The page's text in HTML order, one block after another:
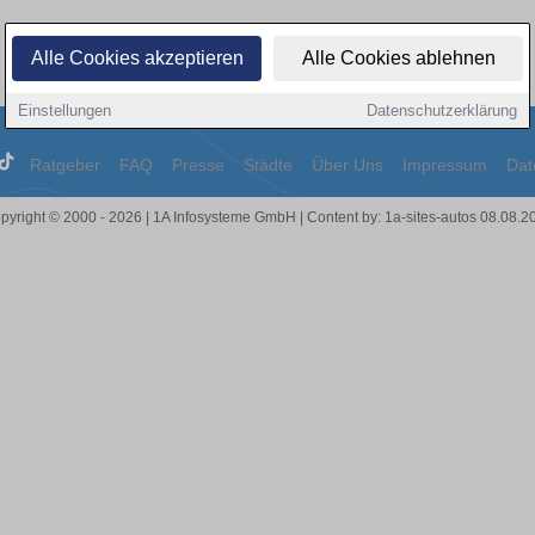
Alle Cookies akzeptieren Alle Cookies ablehnen
Einstellungen Datenschutzerklärung
Ratgeber FAQ Presse Städte Über Uns Impressum
© 2000 - 2026 | 1A Infosysteme GmbH | Content by: 1a-sites-autos